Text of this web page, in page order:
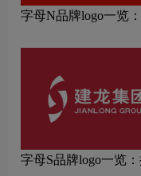
字母N品牌logo一览
字母S品牌logo一览